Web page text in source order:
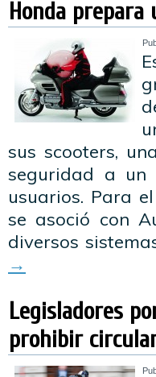
Honda
sus scooters,
seguridad a un
usuarios. Para
se asoció con
diversos
→
Legisladores
prohibir